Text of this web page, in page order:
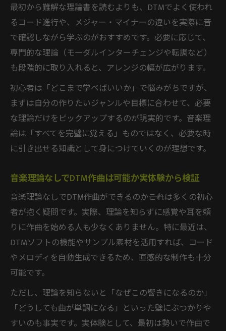
最初から難解な理論書を読むよりも、DTMでよく使われ
るコード進行や、メジャー・マイナーの違いを実際に音
で確認しながら学ぶのがおすすめです。必要に応じて、
専門的な理論（モーダルインターチェンジや転調など）
も段階的に取り入れると、アレンジの幅が広がります。
初心者は「どこまで学べばいいか」で悩みがちですが、
まずは自分の作りたいジャンルや目標に合わせて、必要
な理論だけをピックアップするのが現実的です。音楽理
論は「すべてを完璧に覚える」ものではなく、必要な時
に引き出せる知識として身につけていくのが理想です。
音楽理論なしでDTM作曲は可能か実体験から検証
音楽理論なしでDTM作曲ができるのか――これは多くの初心
者が抱く疑問です。実際、理論を知らずに感覚や耳を頼
りに作曲を始める人も少なくありません。特に最近は、
DTMソフトの機能やサンプル素材を活用すれば、コード
やメロディを自動生成できるため、直感的な制作も十分
可能です。
ただし、理論を知らないと「なぜこの響きになるのか」
「どうしても曲が単調になる」といった壁にぶつかりや
すいのも事実です。実体験として、最初は勢いで作曲で